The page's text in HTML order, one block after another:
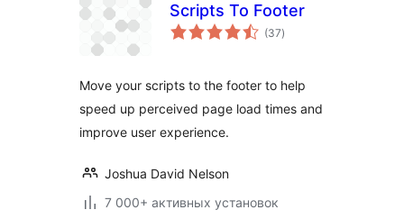
Scripts To Footer
(37общий
рейтинг
)
Move your scripts to the footer to help
speed up perceived page load times and
improve user experience.
Joshua David Nelson
7 000+ активных установок